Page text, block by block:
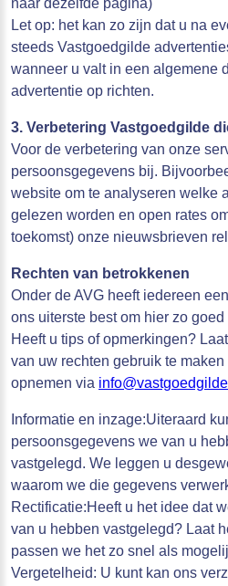
naar dezelfde pagina)
Let op: het kan zo zijn dat u na
steeds Vastgoedgilde
wanneer u valt in een algemene
advertentie op richten.
3. Verbetering Vastgoedgilde
Voor de verbetering van onze
persoonsgegevens bij.
website om te analyseren welke
gelezen worden en open rates
toekomst) onze nieuwsbrieven
Rechten van betrokkenen
Onder de AVG heeft iedereen
ons uiterste best om hier zo
Heeft u tips of opmerkingen?
van uw rechten gebruik te
opnemen via
Informatie en inzage:Uiteraard
persoonsgegevens we van u
vastgelegd. We leggen u
waarom we die gegevens
Rectificatie:Heeft u het idee dat
van u hebben vastgelegd? Laat
passen we het zo snel als
Vergetelheid: U kunt kan ons